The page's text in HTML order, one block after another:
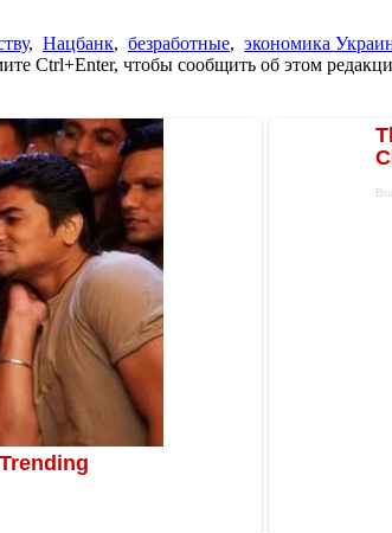
, Нацбанк, безработные, экономика
Ctrl+Enter, чтобы сообщить об этом